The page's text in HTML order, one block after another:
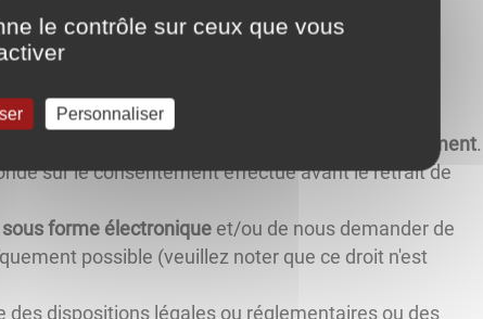
sur vous et les traitements mis en œuvre ;
le
droit de retirer ce consentement à tout moment.
sur le consentement effectué avant le retrait de
forme électroniqueet/ou de nous demander de
possible (veuillez noter que ce droit n'est
des dispositions légales ou réglementaires ou des
le contrôle sur ceux que vous
Personnaliser